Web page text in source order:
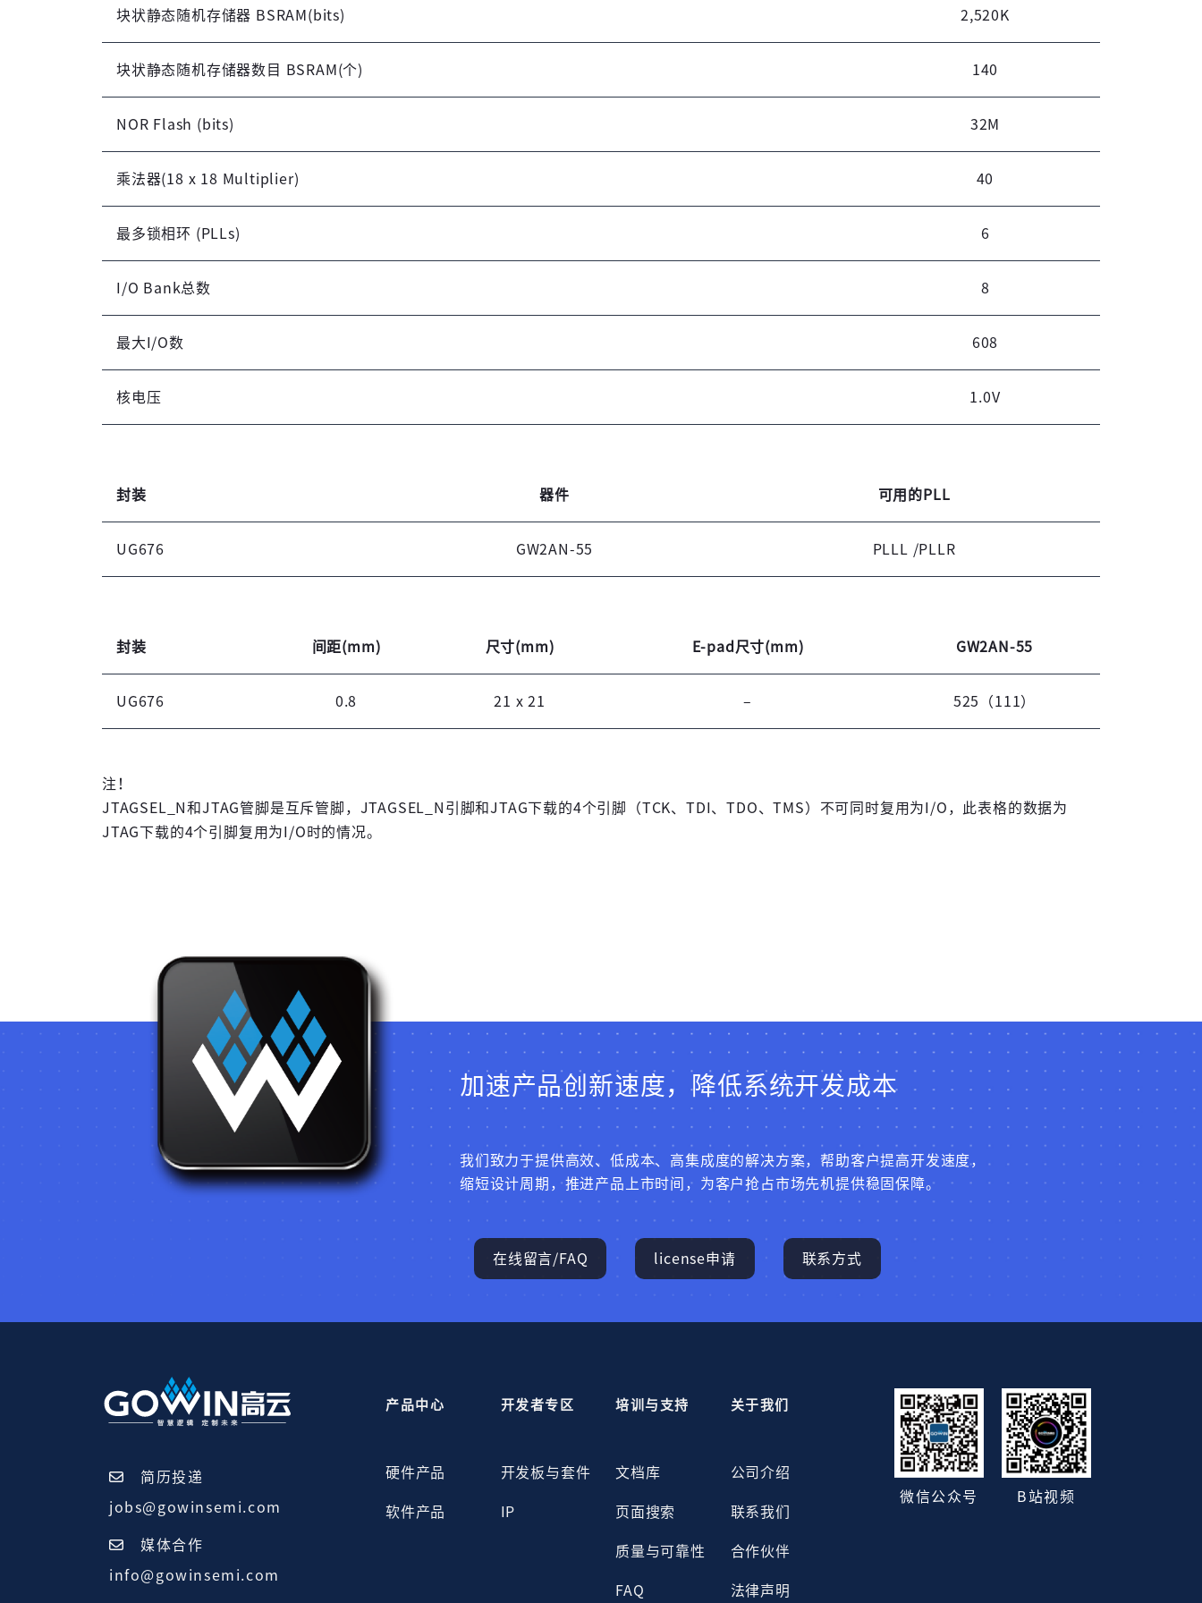
同意 服务协议 。
块状静态随机存储器 BSRAM(bits) 2,520K
块状静态随机存储器数目 BSRAM(个) 140
NOR Flash (bits) 32M
乘法器(18 x 18 Multiplier) 40
最多锁相环 (PLLs) 6
I/O Bank总数 8
最大I/O数 608
核电压 1.0V
封装 器件 可用的PLL
UG676 GW2AN-55 PLLL /PLLR
封装 间距(mm) 尺寸(mm) E-pad尺寸(mm) GW2AN-55
UG676 0.8 21 x 21 – 525（111）
注！
JTAGSEL_N和JTAG管脚是互斥管脚，JTAGSEL_N引脚和JTAG下载的4个引脚（TCK、TDI、TDO、TMS）不可同时复用为I/O，此表格的数据为
JTAG下载的4个引脚复用为I/O时的情况。
加速产品创新速度，降低系统开发成本
我们致力于提供高效、低成本、高集成度的解决方案，帮助客户提高开发速度，
缩短设计周期，推进产品上市时间，为客户抢占市场先机提供稳固保障。
在线留言/FAQ license申请 联系方式
简历投递
jobs@gowinsemi.com
媒体合作
info@gowinsemi.com
产品中心
硬件产品
软件产品
开发者专区
开发板与套件
IP
培训与支持
文档库
页面搜索
质量与可靠性
FAQ
关于我们
公司介绍
联系我们
合作伙伴
法律声明
微信公众号 B站视频